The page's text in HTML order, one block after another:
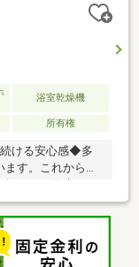
浴室乾燥機
所有権
ける安心感◆多
す。これからも
しをお約束しま
未来へのスタート
HOUSE
とりの安心を守る
、豊かな未来を支